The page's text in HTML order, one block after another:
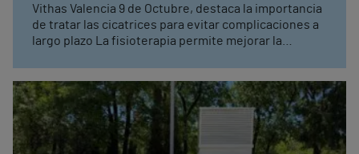
Vithas Valencia 9 de Octubre, destaca la importancia
de tratar las cicatrices para evitar complicaciones a
largo plazo La fisioterapia permite mejorar la